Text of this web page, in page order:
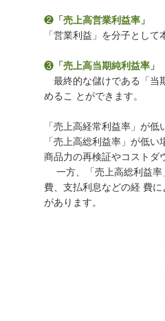
❷ 「売上高営業利益率」
「営業利益」を分子とし
❸ 「売上高当期純利益率」
最終的な儲けである「当
めるこ とができます。
「売上高経常利益率」が
「売上高総利益率」が低
商品力の再検証やコストダ
一方、「売上高総利益率
費、支払利息などの経 費
があります。